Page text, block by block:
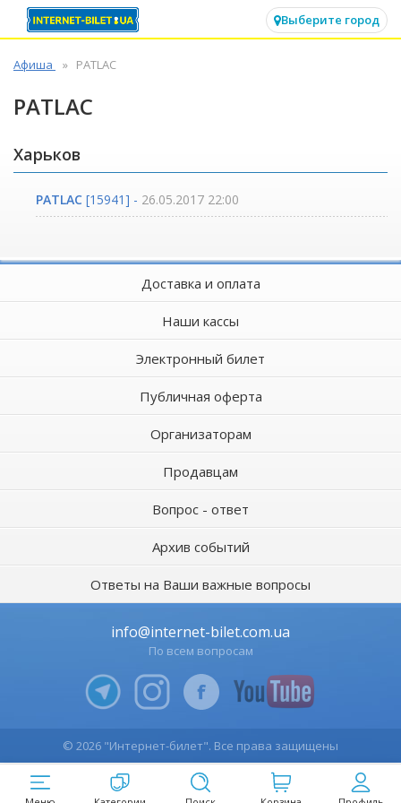
Выберите город
Афиша PATLAC
PATLAC
Харьков
PATLAC [15941] - 26.05.2017 22:00
Доставка и оплата
Наши кассы
Электронный билет
Публичная оферта
Организаторам
Продавцам
Вопрос - ответ
Архив событий
Ответы на Ваши важные вопросы
info@internet-bilet.com.ua
По всем вопросам
© 2026 "Интернет-билет". Все права защищены